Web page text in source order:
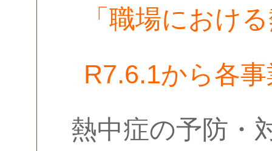
「職場におけ
R7.6.1から各
熱中症の予防・